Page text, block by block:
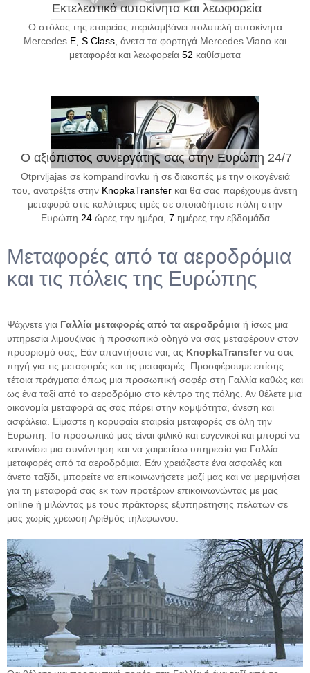
Εκτελεστικά αυτοκίνητα και λεωφορεία
Ο στόλος της εταιρείας περιλαμβάνει πολυτελή αυτοκίνητα
Mercedes E, S Class , άνετα τα φορτηγά Mercedes Viano και
μεταφορέα και λεωφορεία 52 καθίσματα
Ο αξιόπιστος συνεργάτης σας στην Ευρώπη 24/7
Otprvljajas σε kompandirovku ή σε διακοπές με την οικογένειά
του, ανατρέξτε στην KnopkaTransfer και θα σας παρέχουμε άνετη
μεταφορά στις καλύτερες τιμές σε οποιαδήποτε πόλη στην
Ευρώπη 24ώρες την ημέρα, 7 ημέρες την εβδομάδα
Μεταφορές από τα αεροδρόμια
και τις πόλεις της Ευρώπης
Ψάχνετε για Γαλλία μεταφορές από τα αεροδρόμια ή ίσως μια
υπηρεσία λιμουζίνας ή προσωπικό οδηγό να σας μεταφέρουν στον
προορισμό σας; Εάν απαντήσατε ναι, ας KnopkaTransferνα σας
πηγή για τις μεταφορές και τις μεταφορές. Προσφέρουμε επίσης
τέτοια πράγματα όπως μια προσωπική σοφέρ στη Γαλλία καθώς και
ως ένα ταξί από το αεροδρόμιο στο κέντρο της πόλης. Αν θέλετε μια
οικονομία μεταφορά ας σας πάρει στην κομψότητα, άνεση και
ασφάλεια. Είμαστε η κορυφαία εταιρεία μεταφορές σε όλη την
Ευρώπη. Το προσωπικό μας είναι φιλικό και ευγενικοί και μπορεί να
κανονίσει μια συνάντηση και να χαιρετίσω υπηρεσία για Γαλλία
μεταφορές από τα αεροδρόμια. Εάν χρειάζεστε ένα ασφαλές και
άνετο ταξίδι, μπορείτε να επικοινωνήσετε μαζί μας και να μεριμνήσει
για τη μεταφορά σας εκ των προτέρων επικοινωνώντας με μας
online ή μιλώντας με τους πράκτορες εξυπηρέτησης πελατών σε
μας χωρίς χρέωση Αριθμός τηλεφώνου.